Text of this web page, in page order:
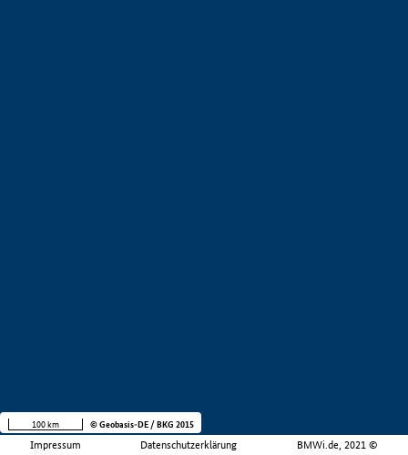
Impressum Datenschutzerklärung BMWi.de, 2021 ©
100 km © Geobasis-DE / BKG 2015